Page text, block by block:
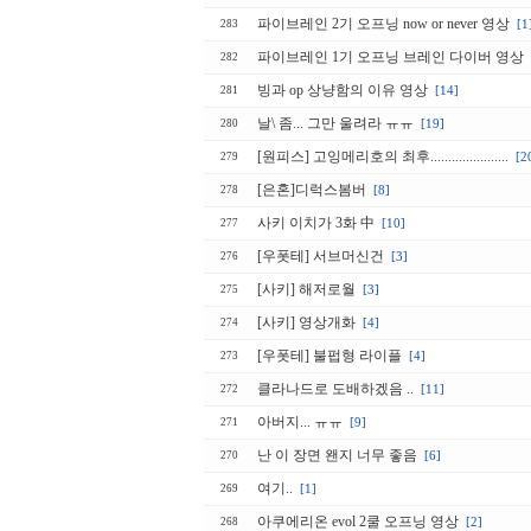
283 파이브레인 2기 오프닝 now or never 영상 [1]
282 파이브레인 1기 오프닝 브레인 다이버 영상
281 빙과 op 상냥함의 이유 영상 [14]
280 날\ 좀... 그만 울려라 ㅠㅠ [19]
279 [원피스] 고잉메리호의 최후......................
278 [은혼]디럭스봄버 [8]
277 사키 이치가 3화 中 [10]
276 [우폿테] 서브머신건 [3]
275 [사키] 해저로월 [3]
274 [사키] 영상개화 [4]
273 [우폿테] 불펍형 라이플 [4]
272 클라나드로 도배하겠음 .. [11]
271 아버지... ㅠㅠ [9]
270 난 이 장면 왠지 너무 좋음 [6]
269 여기.. [1]
268 아쿠에리온 evol 2쿨 오프닝 영상 [2]